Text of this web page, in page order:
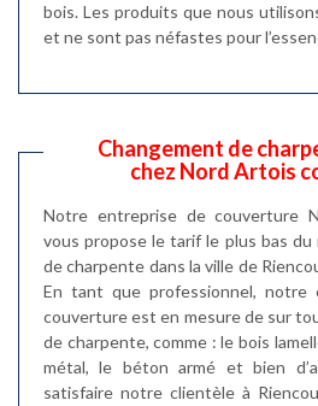
bois. Les produits que nous
et ne sont pas néfastes pour
Changement de
chez Nord Artois
Notre entreprise de couverture
vous propose le tarif le plus bas du
de charpente dans la ville de
En tant que professionnel, notre
couverture est en mesure de sur
de charpente, comme : le bois
métal, le béton armé et bien
satisfaire notre clientèle à